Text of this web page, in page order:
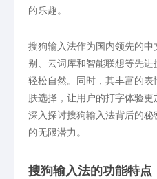
的乐趣。
搜狗输入法作为国内领先的
别、云词库和智能联想等先
轻松自然。同时，其丰富的
肤选择，让用户的打字体验
深入探讨搜狗输入法背后的
的无限潜力。
搜狗输入法的功能特点